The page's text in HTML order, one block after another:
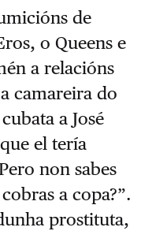
de
o Queens e
a relacións
camareira do
a José
el tería
non sabes
a copa?”.
prostituta,